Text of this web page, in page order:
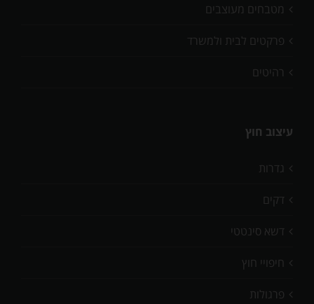
מטבחים מעוצבים
פרקטים לבית ולמשרד
רהיטים
עיצוב חוץ
גדרות
דקים
דשא סינטטי
חיפויי חוץ
פרגולות